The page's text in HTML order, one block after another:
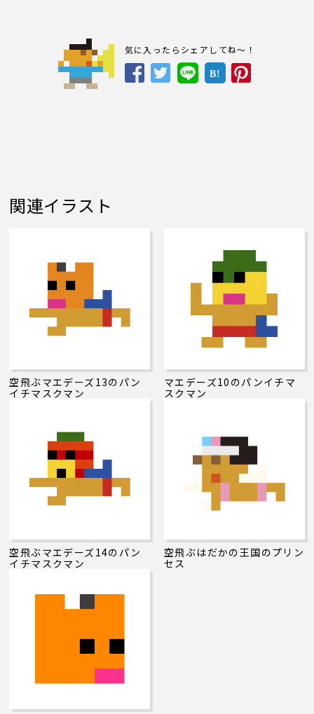
気に入ったらシェアしてね～！
B!
関連イラスト
空飛ぶマエデーズ13のパン
イチマスクマン
マエデーズ10のパンイチマ
スクマン
空飛ぶマエデーズ14のパン
イチマスクマン
空飛ぶはだかの王国のプリン
セス